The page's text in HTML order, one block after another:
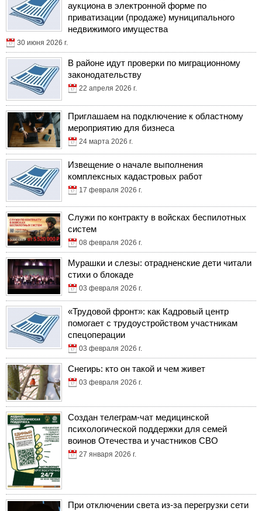
аукциона в электронной форме по
приватизации (продаже) муниципального
недвижимого имущества
30 июня 2026 г.
В районе идут проверки по миграционному
законодательству
22 апреля 2026 г.
Приглашаем на подключение к областному
мероприятию для бизнеса
24 марта 2026 г.
Извещение о начале выполнения
комплексных кадастровых работ
17 февраля 2026 г.
Служи по контракту в войсках беспилотных
систем
08 февраля 2026 г.
Мурашки и слезы: отрадненские дети читали
стихи о блокаде
03 февраля 2026 г.
«Трудовой фронт»: как Кадровый центр
помогает с трудоустройством участникам
спецоперации
03 февраля 2026 г.
Снегирь: кто он такой и чем живет
03 февраля 2026 г.
Создан телеграм-чат медицинской
психологической поддержки для семей
воинов Отечества и участников СВО
27 января 2026 г.
При отключении света из-за перегрузки сети